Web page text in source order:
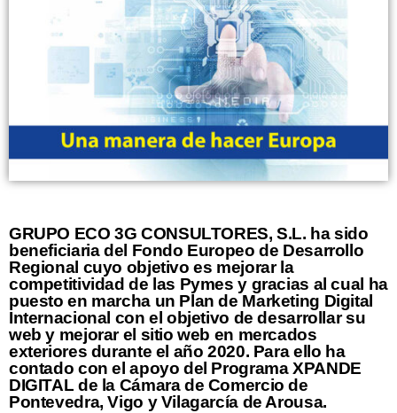
GRUPO ECO 3G CONSULTORES, S.L. ha sido
beneficiaria del Fondo Europeo de Desarrollo
Regional cuyo objetivo es mejorar la
competitividad de las Pymes y gracias al cual ha
puesto en marcha un Plan de Marketing Digital
Internacional con el objetivo de desarrollar su
web y mejorar el sitio web en mercados
exteriores durante el año 2020. Para ello ha
contado con el apoyo del Programa XPANDE
DIGITAL de la Cámara de Comercio de
Pontevedra, Vigo y Vilagarcía de Arousa.